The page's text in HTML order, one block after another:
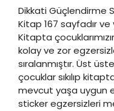
Dikkati Güçlendirme
Kitap 167 sayfadır ve
Kitapta
kolay ve zor
sıralanmıştır. Üst
çocuklar sıkılıp
mevcut yaşa uygun
sticker egzersizleri